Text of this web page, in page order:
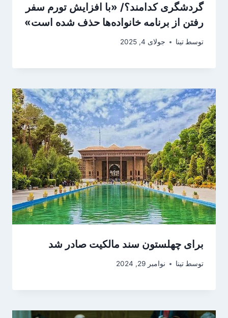
گردشگری کدامند؟/ «با افزایش تورم سفر
رفتن از برنامه خانواده‌ها حذف شده است»
توسط تینا جولای 4, 2025
برای چهلستون سند مالکیت صادر شد
توسط تینا نوامبر 29, 2024